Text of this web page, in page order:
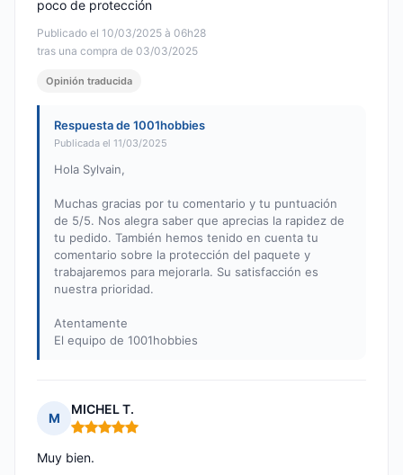
Publicado el 10/03/2025 à 06h28
tras una compra de 03/03/2025
poco de protección
Opinión traducida
Respuesta de 1001hobbies
Publicada el 11/03/2025
Hola Sylvain,
Muchas gracias por tu comentario y tu puntuación
de 5/5. Nos alegra saber que aprecias la rapidez de
tu pedido. También hemos tenido en cuenta tu
comentario sobre la protección del paquete y
trabajaremos para mejorarla. Su satisfacción es
nuestra prioridad.
Atentamente
El equipo de 1001hobbies
M
MICHEL T.
Nota: 5 de 5
Muy bien.